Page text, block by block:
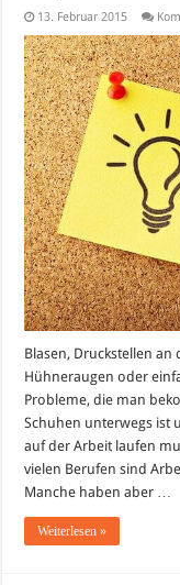
13. Februar 2015
Blasen, Druckstellen
Hühneraugen oder
Probleme, die man
Schuhen unterwegs ist
auf der Arbeit laufen
vielen Berufen sind
Manche haben aber …
Weiterlesen »